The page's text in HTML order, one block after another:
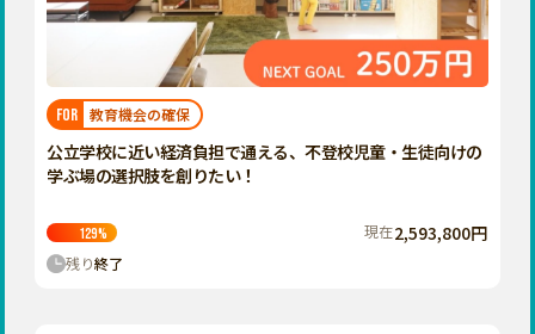
FOR 教育機会の確保
公立学校に近い経済負担で通える、不登校児童・生徒向けの
学ぶ場の選択肢を創りたい！
129% 現在2,593,800円
残り終了